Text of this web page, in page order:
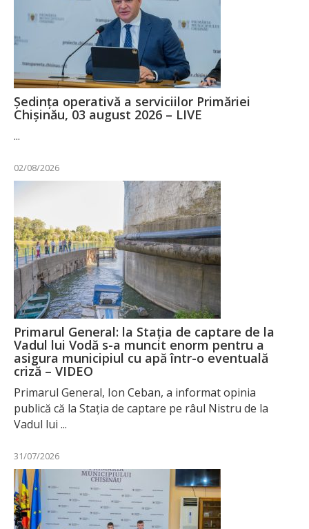
Ședința operativă a serviciilor Primăriei
Chișinău, 03 august 2026 – LIVE
...
02/08/2026
Primarul General: la Stația de captare de la
Vadul lui Vodă s-a muncit enorm pentru a
asigura municipiul cu apă într-o eventuală
criză – VIDEO
Primarul General, Ion Ceban, a informat opinia
publică că la Stația de captare pe râul Nistru de la
Vadul lui ...
31/07/2026